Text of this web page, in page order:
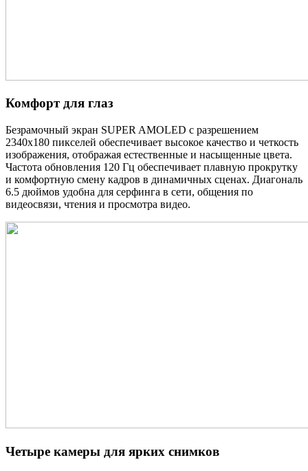
Комфорт для глаз
Безрамочный экран SUPER AMOLED с разрешением
2340x180 пикселей обеспечивает высокое качество и четкость
изображения, отображая естественные и насыщенные цвета.
Частота обновления 120 Гц обеспечивает плавную прокрутку
и комфортную смену кадров в динамичных сценах. Диагональ
6.5 дюймов удобна для серфинга в сети, общения по
видеосвязи, чтения и просмотра видео.
Четыре камеры для ярких снимков